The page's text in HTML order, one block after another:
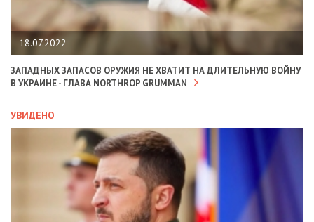
18.07.2022
ЗАПАДНЫХ ЗАПАСОВ ОРУЖИЯ НЕ ХВАТИТ НА ДЛИТЕЛЬНУЮ ВОЙНУ
В УКРАИНЕ - ГЛАВА NORTHROP GRUMMAN
УВИДЕНО